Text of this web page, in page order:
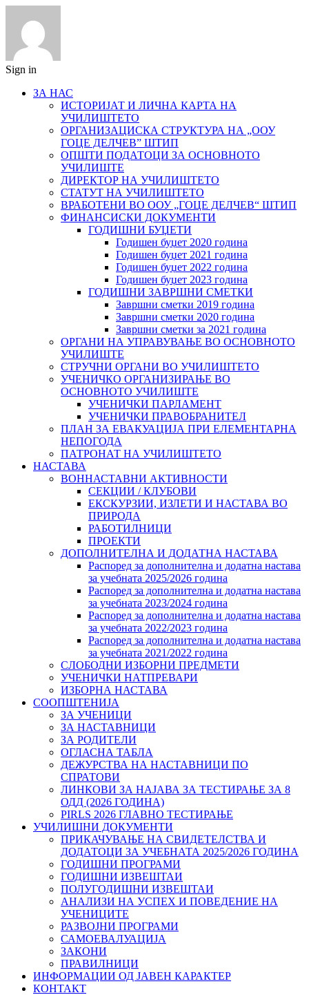
Sign in
ЗА НАС
ИСТОРИЈАТ И ЛИЧНА КАРТА НА
УЧИЛИШТЕТО
ОРГАНИЗАЦИСКА СТРУКТУРА НА „ООУ
ГОЦЕ ДЕЛЧЕВ” ШТИП
ОПШТИ ПОДАТОЦИ ЗА ОСНОВНОТО
УЧИЛИШТЕ
ДИРЕКТОР НА УЧИЛИШТЕТО
СТАТУТ НА УЧИЛИШТЕТО
ВРАБОТЕНИ ВО ООУ „ГОЦЕ ДЕЛЧЕВ“ ШТИП
ФИНАНСИСКИ ДОКУМЕНТИ
ГОДИШНИ БУЏЕТИ
Годишен буџет 2020 година
Годишен буџет 2021 година
Годишен буџет 2022 година
Годишен буџет 2023 година
ГОДИШНИ ЗАВРШНИ СМЕТКИ
Завршни сметки 2019 година
Завршни сметки 2020 година
Завршни сметки за 2021 година
ОРГАНИ НА УПРАВУВАЊЕ ВО ОСНОВНОТО
УЧИЛИШТЕ
СТРУЧНИ ОРГАНИ ВО УЧИЛИШТЕТО
УЧЕНИЧКО ОРГАНИЗИРАЊЕ ВО
ОСНОВНОТО УЧИЛИШТЕ
УЧЕНИЧКИ ПАРЛАМЕНТ
УЧЕНИЧКИ ПРАВОБРАНИТЕЛ
ПЛАН ЗА ЕВАКУАЦИЈА ПРИ ЕЛЕМЕНТАРНА
НЕПОГОДА
ПАТРОНАТ НА УЧИЛИШТЕТО
НАСТАВА
ВОННАСТАВНИ АКТИВНОСТИ
СЕКЦИИ / КЛУБОВИ
ЕКСКУРЗИИ, ИЗЛЕТИ И НАСТАВА ВО
ПРИРОДА
РАБОТИЛНИЦИ
ПРОЕКТИ
ДОПОЛНИТЕЛНА И ДОДАТНА НАСТАВА
Распоред за дополнителна и додатна настава
за учебната 2025/2026 година
Распоред за дополнителна и додатна настава
за учебната 2023/2024 година
Распоред за дополнителна и додатна настава
за учебната 2022/2023 година
Распоред за дополнителна и додатна настава
за учебната 2021/2022 година
СЛОБОДНИ ИЗБОРНИ ПРЕДМЕТИ
УЧЕНИЧКИ НАТПРЕВАРИ
ИЗБОРНА НАСТАВА
СООПШТЕНИЈА
ЗА УЧЕНИЦИ
ЗА НАСТАВНИЦИ
ЗА РОДИТЕЛИ
ОГЛАСНА ТАБЛА
ДЕЖУРСТВА НА НАСТАВНИЦИ ПО
СПРАТОВИ
ЛИНКОВИ ЗА НАЈАВА ЗА ТЕСТИРАЊЕ ЗА 8
ОДД (2026 ГОДИНА)
PIRLS 2026 ГЛАВНО ТЕСТИРАЊЕ
УЧИЛИШНИ ДОКУМЕНТИ
ПРИКАЧУВАЊЕ НА СВИДЕТЕЛСТВА И
ДОДАТОЦИ ЗА УЧЕБНАТА 2025/2026 ГОДИНА
ГОДИШНИ ПРОГРАМИ
ГОДИШНИ ИЗВЕШТАИ
ПОЛУГОДИШНИ ИЗВЕШТАИ
АНАЛИЗИ НА УСПЕХ И ПОВЕДЕНИЕ НА
УЧЕНИЦИТЕ
РАЗВОЈНИ ПРОГРАМИ
САМОЕВАЛУАЦИЈА
ЗАКОНИ
ПРАВИЛНИЦИ
ИНФОРМАЦИИ ОД ЈАВЕН КАРАКТЕР
КОНТАКТ